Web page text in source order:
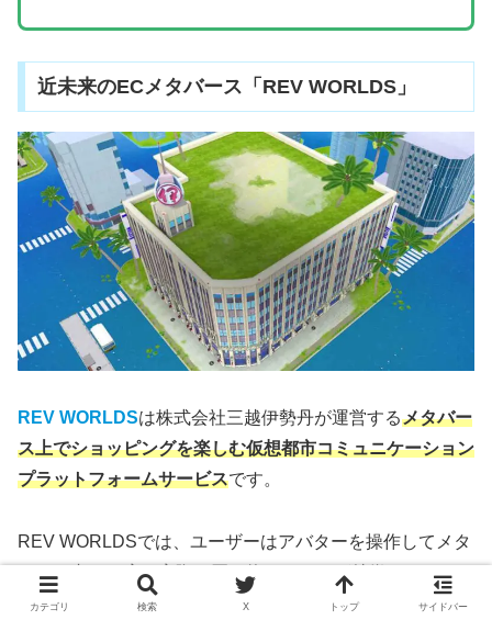
近未来のECメタバース「REV WORLDS」
REV WORLDSは株式会社三越伊勢丹が運営するメタバー
ス上でショッピングを楽しむ仮想都市コミュニケーション
プラットフォームサービスです。
REV WORLDSでは、ユーザーはアバターを操作してメタ
バース内のお店で実際に買い物できるのが特徴です。ま
た、店内にいるスタッフは接客だけでなく、コーディネー
カテゴリ 検索 X トップ サイドバー